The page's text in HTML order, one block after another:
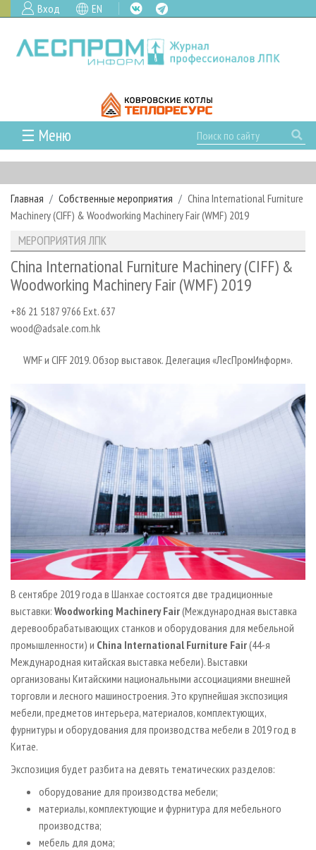
Вход EN
☰ Меню
ГЛАВНАЯ
РУБРИКИ И ТЕМЫ
РУБРИКИ ЖУРНАЛА
ЛЕСОЗАГОТОВКА
ЛЕСОПИЛЕНИЕ
СУШКА ДРЕВЕСИНЫ
БИОЭНЕРГЕТИКА
ИНСТРУМЕНТ И МАТЕРИАЛЫ
НОВОСТИ
НОВОСТИ ЛПК
НОВОСТИ ЖУРНАЛА
ПРОЕКТЫ ЛПИ
АНАЛИТИКА
ПРЕДПРИЯТИЯ ЛПК
ПЕРСОНЫ
RUSSIAN FORESTRY REVIEW
ГАЗЕТА ЛЕСПРОМФОРУМ
БИБЛИОТЕКА СПЕЦИАЛИСТА
АРХИВ
АРХИВ ЖУРНАЛОВ
О ЖУРНАЛЕ
ПОДПИСКА
КОНТАКТЫ
РЕКЛАМОДАТЕЛЯМ
РЕКЛАМА
РЕКЛАМА НА САЙТЕ
Главная Собственные мероприятия
China International Furniture
Machinery (CIFF) & Woodworking Machinery Fair (WMF) 2019
МЕРОПРИЯТИЯ ЛПК
China International Furniture Machinery (CIFF) &
Woodworking Machinery Fair (WMF) 2019
+86 21 5187 9766 Ext. 637
wood@adsale.com.hk
WMF и CIFF 2019. Обзор выставок. Делегация «ЛесПромИнформ».
В сентябре 2019 года в Шанхае состоятся две традиционные
выставки: Woodworking Machinery Fair(Международная выставка
деревообрабатывающих станков и оборудования для мебельной
промышленности) и China International Furniture Fair(44-я
Международная китайская выставка мебели). Выставки
организованы Китайскими национальными ассоциациями внешней
торговли и лесного машиностроения. Это крупнейшая экспозиция
мебели, предметов интерьера, материалов, комплектующих,
фурнитуры и оборудования для производства мебели в 2019 год в
Китае.
Экспозиция будет разбита на девять тематических разделов:
оборудование для производства мебели;
материалы, комплектующие и фурнитура для мебельного
производства;
мебель для дома;